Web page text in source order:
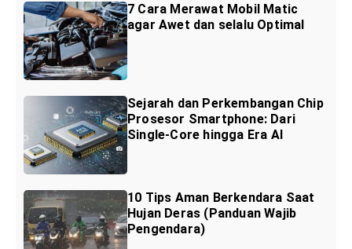
7 Cara Merawat Mobil Matic
agar Awet dan selalu Optimal
Sejarah dan Perkembangan Chip
Prosesor Smartphone: Dari
Single-Core hingga Era AI
10 Tips Aman Berkendara Saat
Hujan Deras (Panduan Wajib
Pengendara)